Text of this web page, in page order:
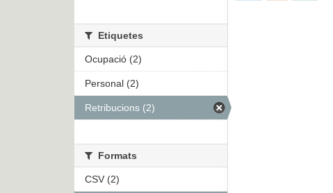
Etiquetes
Ocupació (2)
Personal (2)
Retribucions (2)
Formats
CSV (2)